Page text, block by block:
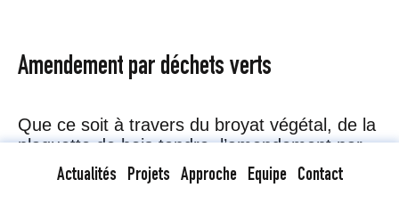
Amendement par déchets verts
Que ce soit à travers du broyat végétal, de la
plaquette de bois tendre, l’amendement par
déchets verts vient nourrir la terre en amont
de la plantation.
Actualités Projets Approche Equipe Contact